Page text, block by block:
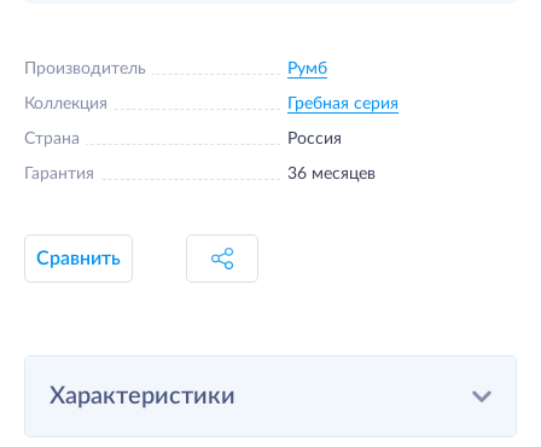
Производитель Румб
Коллекция Гребная серия
Страна Россия
Гарантия 36 месяцев
Сравнить
Характеристики